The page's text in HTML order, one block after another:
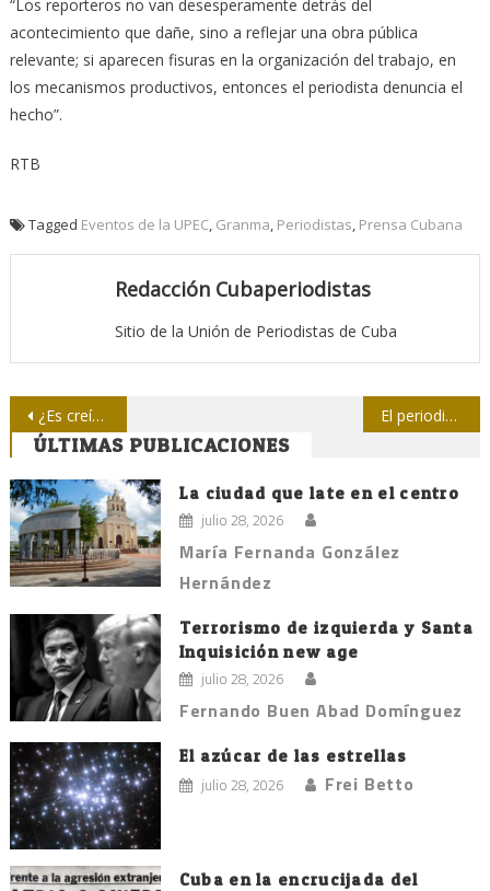
“Los reporteros no van desesperamente detrás del
acontecimiento que dañe, sino a reflejar una obra pública
relevante; si aparecen fisuras en la organización del trabajo, en
los mecanismos productivos, entonces el periodista denuncia el
hecho”.
RTB
Tagged Eventos de la UPEC, Granma, Periodistas, Prensa Cubana
Redacción Cubaperiodistas
Sitio de la Unión de Periodistas de Cuba
Navegación
de
entradas
¿Es creíble el titulaje en la prensa cubana? El periodismo es una carrera política y militante
ÚLTIMAS PUBLICACIONES
La ciudad que late en el centro
julio 28, 2026
María Fernanda González
Hernández
Terrorismo de izquierda y Santa
Inquisición new age
julio 28, 2026
Fernando Buen Abad Domínguez
El azúcar de las estrellas
julio 28, 2026 Frei Betto
Cuba en la encrucijada del